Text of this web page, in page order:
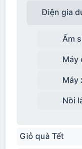
Điện gia
Ấm
Máy
Máy
Nồi
Giỏ quà Tết